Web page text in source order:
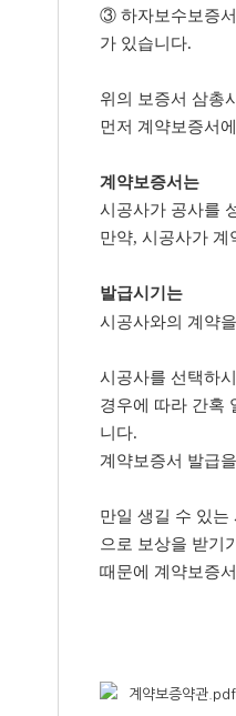
③ 하자보수보증서
가 있습니다.
위의 보증서 삼총
먼저 계약보증서
계약보증서는
시공사가 공사를
만약, 시공사가 계
발급시기는
시공사와의 계약
시공사를 선택하
경우에 따라 간혹
니다.
계약보증서 발급
만일 생길 수 있
으로 보상을 받기
때문에 계약보증
계약보증약관.pdf